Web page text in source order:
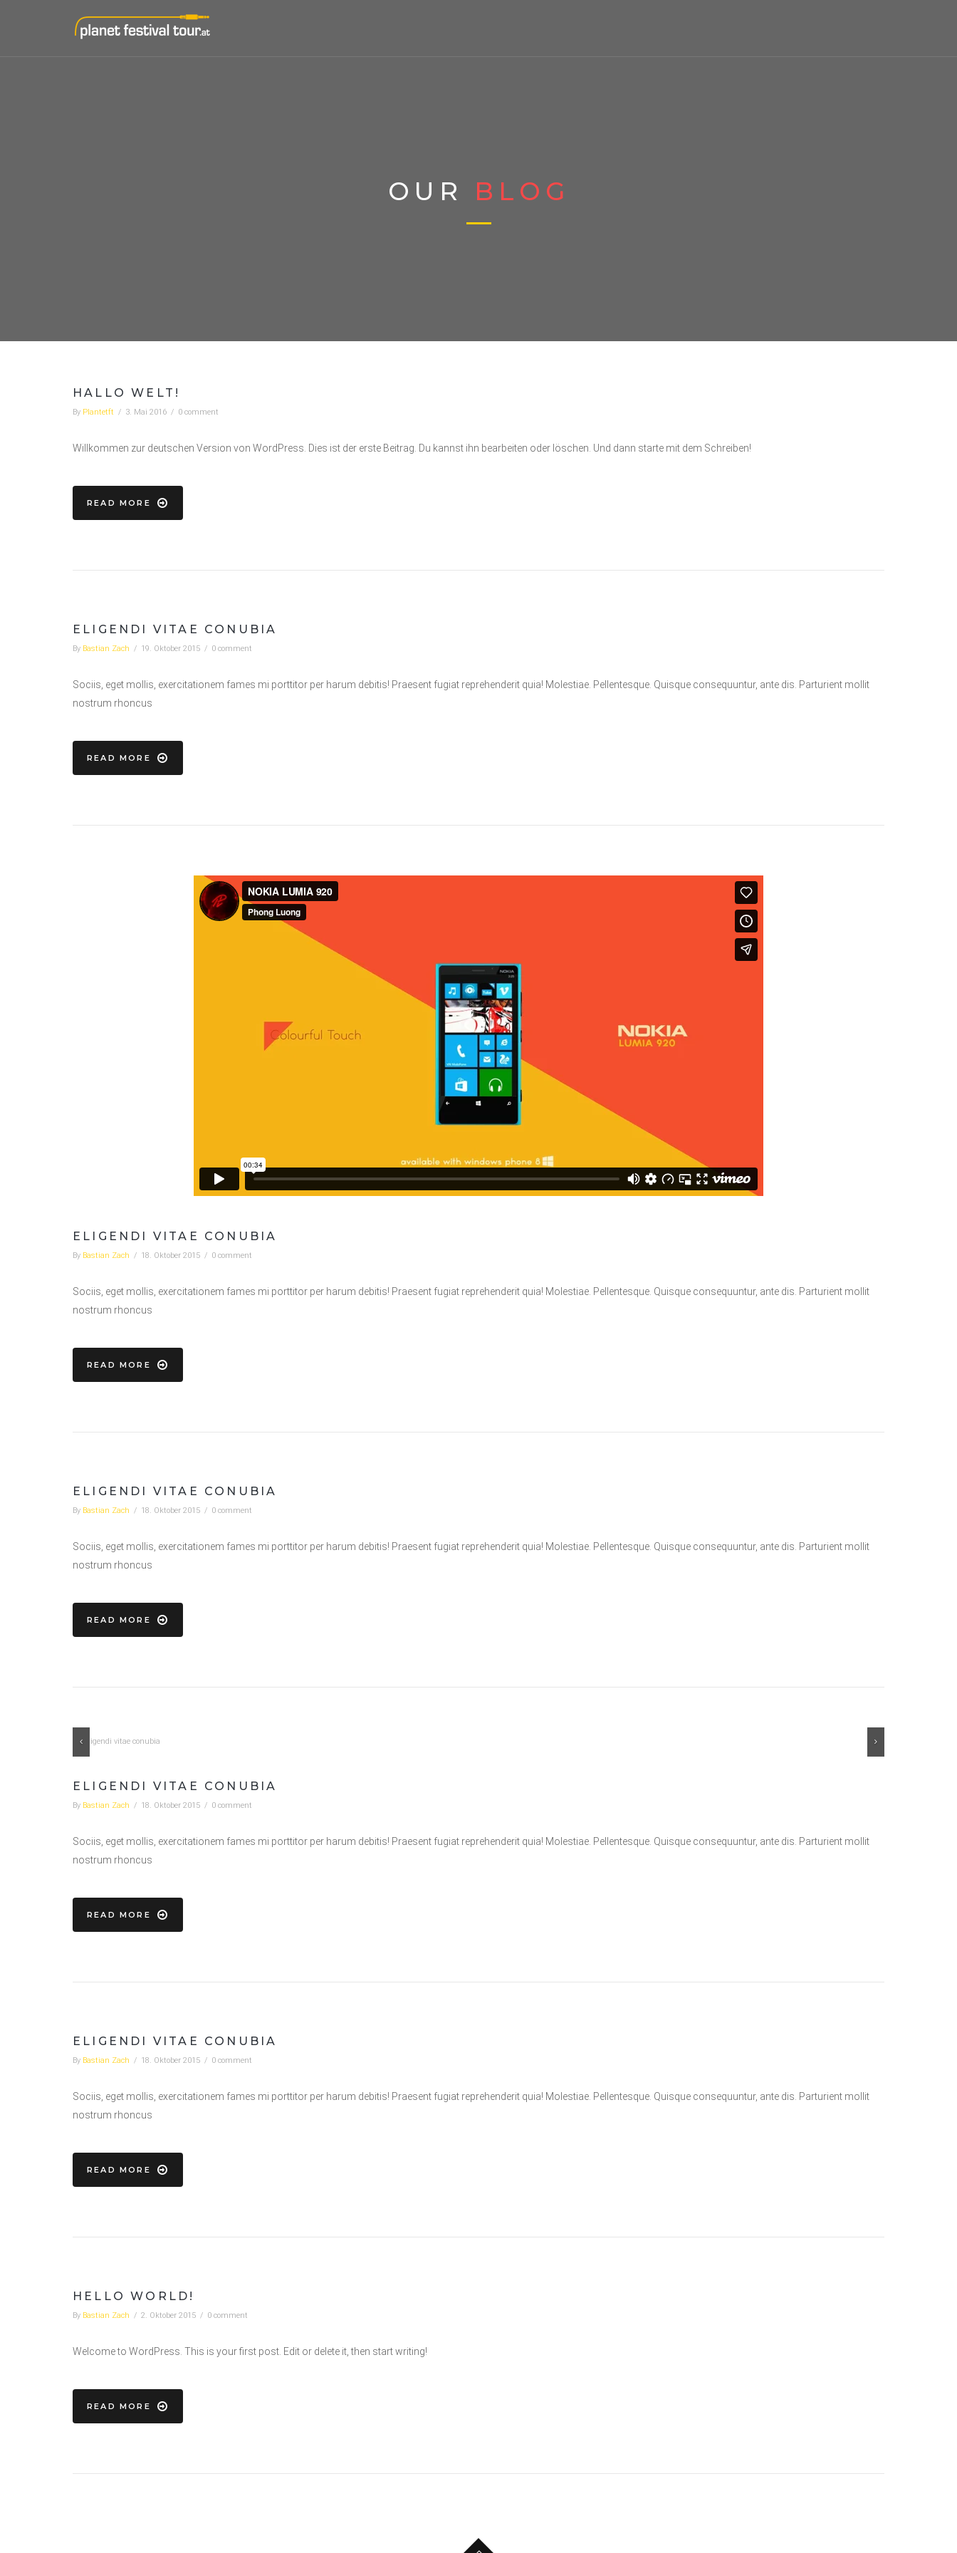
OUR BLOG
HALLO WELT!
By Plantetft / 3. Mai 2016 / 0 comment
Willkommen zur deutschen Version von WordPress. Dies ist der erste Beitrag. Du kannst ihn bearbeiten oder löschen. Und dann starte mit dem Schreiben!
READ MORE
ELIGENDI VITAE CONUBIA
By Bastian Zach / 19. Oktober 2015 / 0 comment
Sociis, eget mollis, exercitationem fames mi porttitor per harum debitis! Praesent fugiat reprehenderit quia! Molestiae. Pellentesque. Quisque consequuntur, ante dis. Parturient mollit
nostrum rhoncus
READ MORE
ELIGENDI VITAE CONUBIA
By Bastian Zach / 18. Oktober 2015 / 0 comment
Sociis, eget mollis, exercitationem fames mi porttitor per harum debitis! Praesent fugiat reprehenderit quia! Molestiae. Pellentesque. Quisque consequuntur, ante dis. Parturient mollit
nostrum rhoncus
READ MORE
ELIGENDI VITAE CONUBIA
By Bastian Zach / 18. Oktober 2015 / 0 comment
Sociis, eget mollis, exercitationem fames mi porttitor per harum debitis! Praesent fugiat reprehenderit quia! Molestiae. Pellentesque. Quisque consequuntur, ante dis. Parturient mollit
nostrum rhoncus
READ MORE
ELIGENDI VITAE CONUBIA
By Bastian Zach / 18. Oktober 2015 / 0 comment
Sociis, eget mollis, exercitationem fames mi porttitor per harum debitis! Praesent fugiat reprehenderit quia! Molestiae. Pellentesque. Quisque consequuntur, ante dis. Parturient mollit
nostrum rhoncus
READ MORE
ELIGENDI VITAE CONUBIA
By Bastian Zach / 18. Oktober 2015 / 0 comment
Sociis, eget mollis, exercitationem fames mi porttitor per harum debitis! Praesent fugiat reprehenderit quia! Molestiae. Pellentesque. Quisque consequuntur, ante dis. Parturient mollit
nostrum rhoncus
READ MORE
HELLO WORLD!
By Bastian Zach / 2. Oktober 2015 / 0 comment
Welcome to WordPress. This is your first post. Edit or delete it, then start writing!
READ MORE